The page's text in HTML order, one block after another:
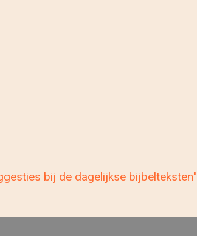
bij de dagelijkse bijbelteksten"